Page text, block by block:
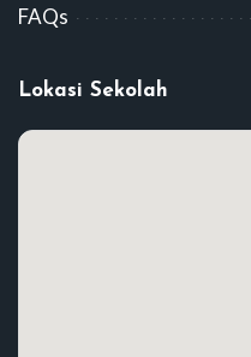
FAQs
Lokasi Sekolah